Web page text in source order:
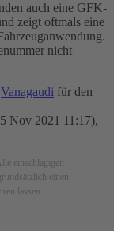
auch eine GFK-
zeigt oftmals eine
nicht
Vanagaudi für den
Nov 2021 11:17),
einschlägigen
einen
lassen.